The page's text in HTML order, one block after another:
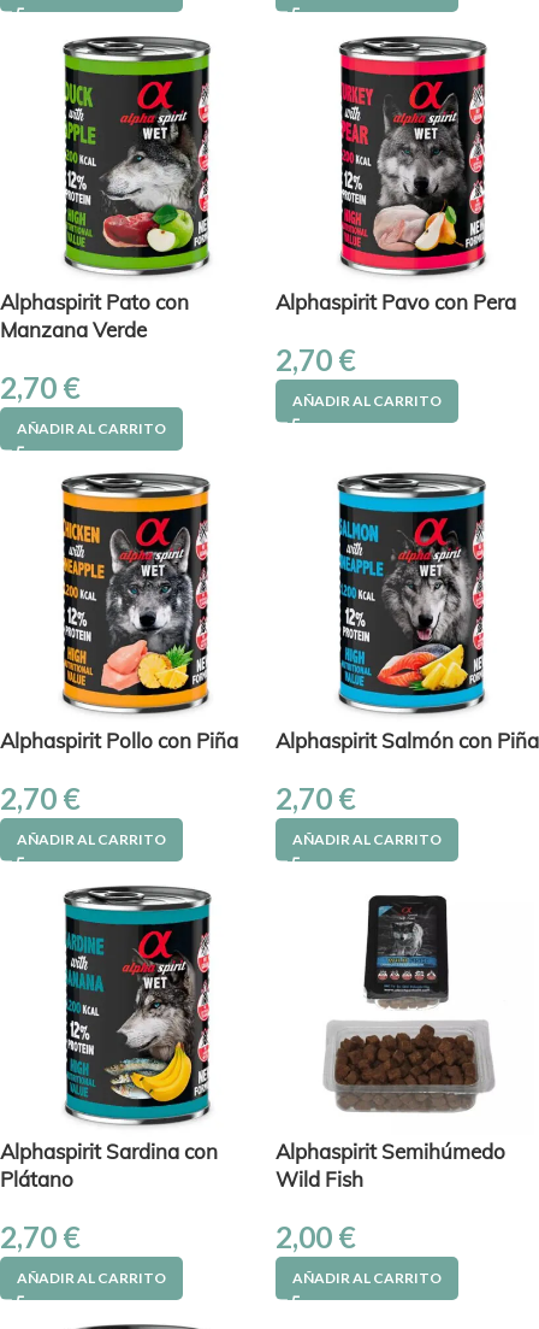
Alphaspirit Pato con
Manzana Verde
2,70 €
AÑADIR AL CARRITO
Alphaspirit Pavo con Pera
2,70 €
AÑADIR AL CARRITO
Alphaspirit Pollo con Piña
2,70 €
AÑADIR AL CARRITO
Alphaspirit Salmón con Piña
2,70 €
AÑADIR AL CARRITO
Alphaspirit Sardina con
Plátano
2,70 €
AÑADIR AL CARRITO
Alphaspirit Semihúmedo
Wild Fish
2,00 €
AÑADIR AL CARRITO